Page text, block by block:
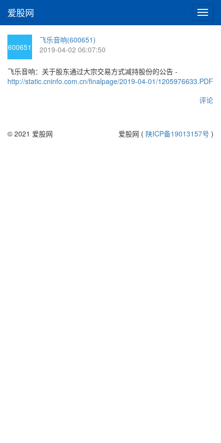
切
换
爱股网
600651
飞乐音响(600651)
2019-04-02 06:07:50
飞乐音响：关于股东通过大宗交易方式减持股份的公告 -
http://static.cninfo.com.cn/finalpage/2019-04-01/1205976633.PDF
评论
© 2021 爱股网 爱股网 ( 陕ICP备19013157号 )